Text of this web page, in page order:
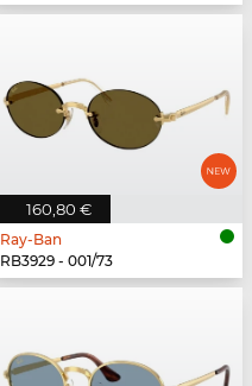
160,80 €
Ray-Ban
RB3929 - 001/73